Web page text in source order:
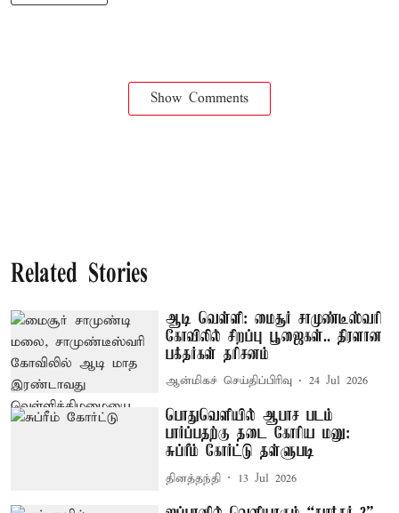
Show Comments
Related Stories
ஆடி வெள்ளி: மைசூர் சாமுண்டீஸ்வரி
கோவிலில் சிறப்பு பூஜைகள்.. திரளான
பக்தர்கள் தரிசனம்
ஆன்மிகச் செய்திப்பிரிவு 24 Jul 2026
பொதுவெளியில் ஆபாச படம்
பார்ப்பதற்கு தடை கோரிய மனு:
சுப்ரீம் கோர்ட்டு தள்ளுபடி
தினத்தந்தி 13 Jul 2026